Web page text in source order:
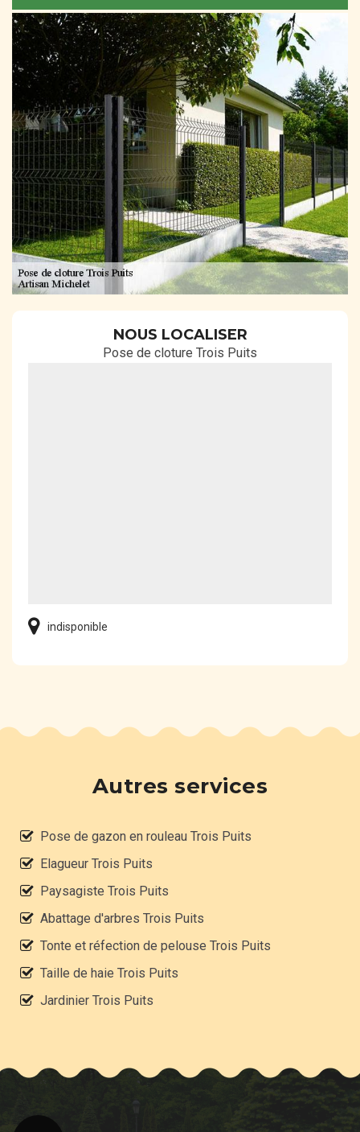
NOUS LOCALISER
Pose de cloture Trois Puits
indisponible
Autres services
Pose de gazon en rouleau Trois Puits
Elagueur Trois Puits
Paysagiste Trois Puits
Abattage d'arbres Trois Puits
Tonte et réfection de pelouse Trois Puits
Taille de haie Trois Puits
Jardinier Trois Puits